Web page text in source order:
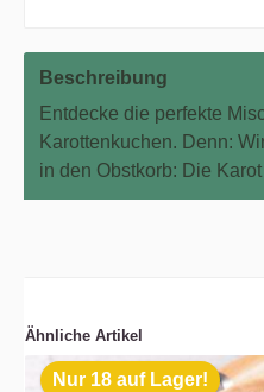
Beschreibung
Entdecke die perfekte
Karottenkuchen. Denn:
in den Obstkorb: Die
Ähnliche Artikel
Nur 18 auf Lager!